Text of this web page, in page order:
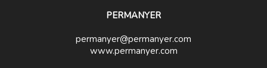
PERMANYER
permanyer@permanyer.com
www.permanyer.com